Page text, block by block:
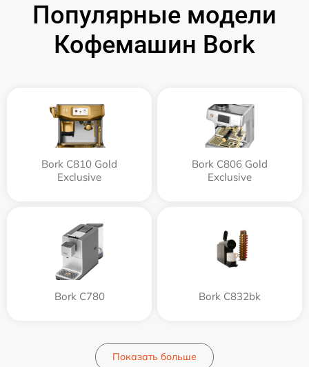
Популярные модели
Кофемашин Bork
Bork C810 Gold
Exclusive
Bork C806 Gold
Exclusive
Bork C780 Bork C832bk
Показать больше